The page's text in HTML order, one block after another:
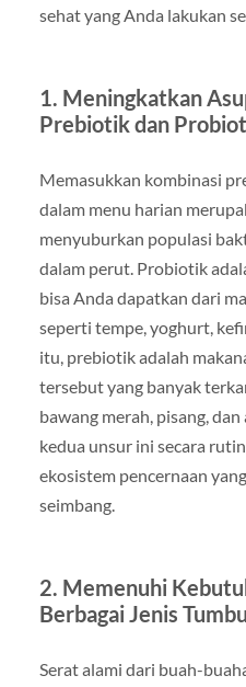
sehat yang Anda lakukan
1. Meningkatkan
Prebiotik dan
Memasukkan kombinasi
dalam menu harian
menyuburkan populasi
dalam perut. Probiotik
bisa Anda dapatkan dari
seperti tempe, yoghurt,
itu, prebiotik adalah
tersebut yang banyak
bawang merah, pisang,
kedua unsur ini secara
ekosistem pencernaan
seimbang.
2. Memenuhi
Berbagai Jenis
Serat alami dari buah-